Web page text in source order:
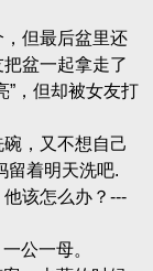
但最后盆里还
盆一起拿走了
”，但却被女友打
，又不想自己
留着明天洗吧.
该怎么办？---
公一母。